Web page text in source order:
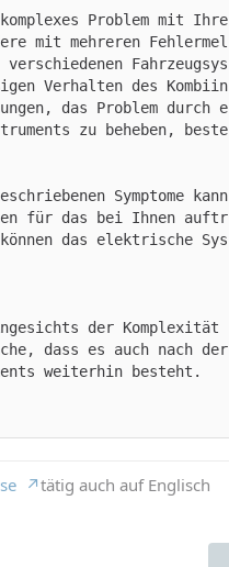
Problem mit Ihre
mit mehreren Fehlermel
verschiedenen Fahrzeugsys
Verhalten des Kombiin
das Problem durch e
zu beheben, beste
Symptome kann
für das bei Ihnen auftr
das elektrische Sys
der Komplexität
dass es auch nach der
tätig auch auf Englisch